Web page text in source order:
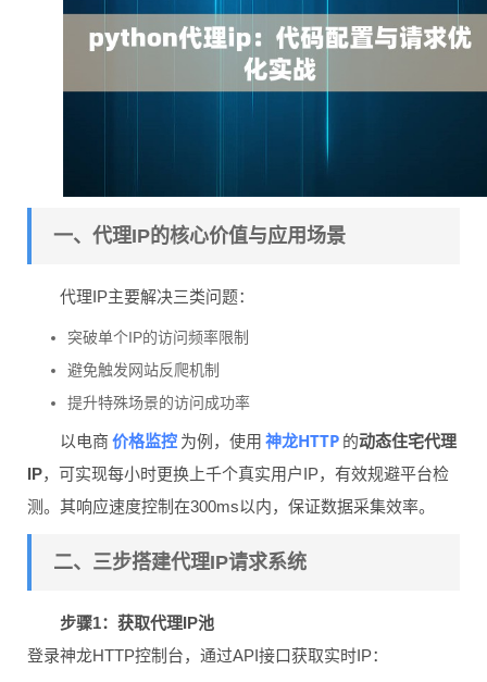
一、代理IP的核心价值与应用场景
代理IP主要解决三类问题：
突破单个IP的访问频率限制
避免触发网站反爬机制
提升特殊场景的访问成功率
以电商 价格监控 为例，使用 神龙HTTP 的动态住宅代理
IP，可实现每小时更换上千个真实用户IP，有效规避平台检
测。其响应速度控制在300ms以内，保证数据采集效率。
二、三步搭建代理IP请求系统
步骤1：获取代理IP池
登录神龙HTTP控制台，通过API接口获取实时IP：